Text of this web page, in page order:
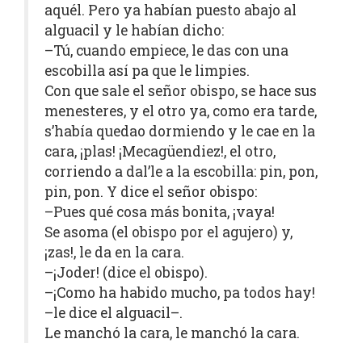
aquél. Pero ya habían puesto abajo al
alguacil y le habían dicho:
–Tú, cuando empiece, le das con una
escobilla así pa que le limpies.
Con que sale el señor obispo, se hace sus
menesteres, y el otro ya, como era tarde,
s’había quedao dormiendo y le cae en la
cara, ¡plas! ¡Mecagüendiez!, el otro,
corriendo a dal’le a la escobilla: pin, pon,
pin, pon. Y dice el señor obispo:
–Pues qué cosa más bonita, ¡vaya!
Se asoma (el obispo por el agujero) y,
¡zas!, le da en la cara.
–¡Joder! (dice el obispo).
–¡Como ha habido mucho, pa todos hay!
–le dice el alguacil–.
Le manchó la cara, le manchó la cara.